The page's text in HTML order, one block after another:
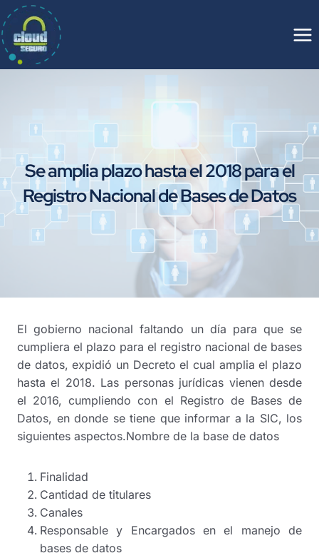
Saltar
al
contenido
Se amplia plazo hasta el 2018 para el
Registro Nacional de Bases de Datos
El gobierno nacional faltando un día para que se
cumpliera el plazo para el registro nacional de bases
de datos, expidió un Decreto el cual amplia el plazo
hasta el 2018. Las personas jurídicas vienen desde
el 2016, cumpliendo con el Registro de Bases de
Datos, en donde se tiene que informar a la SIC, los
siguientes aspectos.Nombre de la base de datos
Finalidad
Cantidad de titulares
Canales
Responsable y Encargados en el manejo de
bases de datos